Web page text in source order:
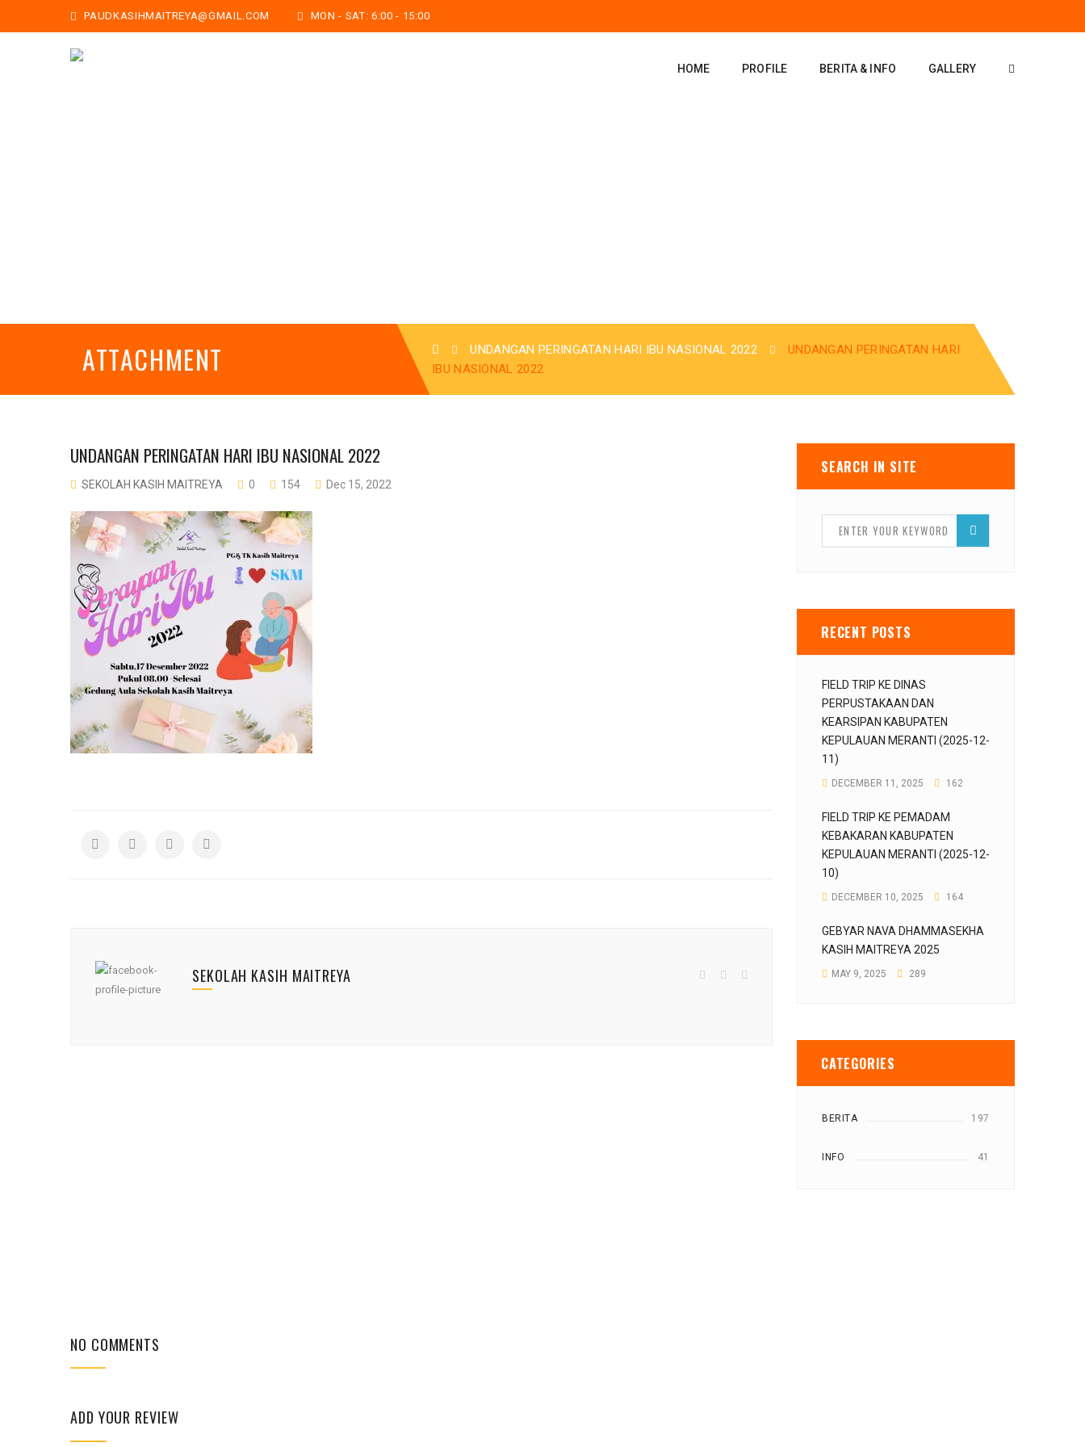
PAUDKASIHMAITREYA@GMAIL.COM MON - SAT: 6:00 - 15:00
HOME PROFILE BERITA & INFO GALLERY
ATTACHMENT UNDANGAN PERINGATAN HARI IBU NASIONAL 2022
UNDANGAN PERINGATAN HARI
IBU NASIONAL 2022
UNDANGAN PERINGATAN HARI IBU NASIONAL 2022
SEKOLAH KASIH MAITREYA 0 154 Dec 15, 2022
SEKOLAH KASIH MAITREYA
NO COMMENTS
ADD YOUR REVIEW
SEARCH IN SITE
RECENT POSTS
FIELD TRIP KE DINAS
PERPUSTAKAAN DAN
KEARSIPAN KABUPATEN
KEPULAUAN MERANTI (2025-12-
11)
DECEMBER 11, 2025 162
FIELD TRIP KE PEMADAM
KEBAKARAN KABUPATEN
KEPULAUAN MERANTI (2025-12-
10)
DECEMBER 10, 2025 164
GEBYAR NAVA DHAMMASEKHA
KASIH MAITREYA 2025
MAY 9, 2025 289
CATEGORIES
BERITA 197
INFO 41